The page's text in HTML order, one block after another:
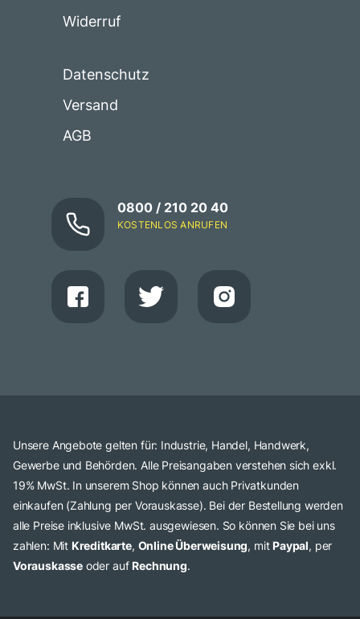
Widerruf
Datenschutz
Versand
AGB
0800 / 210 20 40
KOSTENLOS ANRUFEN
Unsere Angebote gelten für: Industrie, Handel, Handwerk,
Gewerbe und Behörden. Alle Preisangaben verstehen sich exkl.
19% MwSt. In unserem Shop können auch Privatkunden
einkaufen (Zahlung per Vorauskasse). Bei der Bestellung werden
alle Preise inklusive MwSt. ausgewiesen. So können Sie bei uns
zahlen: Mit Kreditkarte, Online Überweisung, mit Paypal, per
Vorauskasse oder auf Rechnung.